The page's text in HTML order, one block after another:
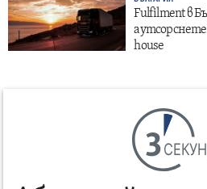
Fulfilment в
аутсорснете
house